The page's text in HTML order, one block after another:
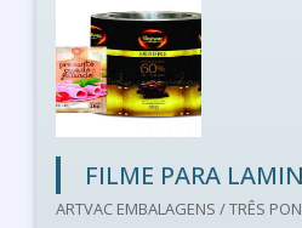
FILME PARA
ARTVAC EMBALAGENS / TRÊS